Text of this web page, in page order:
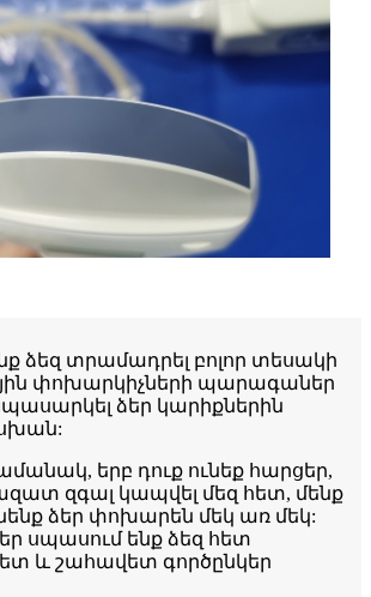
ձեզ տրամադրել բոլոր տեսակի
փոխարկիչների պարագաներ
ձեր կարիքներին
երբ դուք ունեք հարցեր,
զգալ կապվել մեզ հետ, մենք
ձեր փոխարեն մեկ առ մեկ:
սպասում ենք ձեզ հետ
և շահավետ գործընկեր